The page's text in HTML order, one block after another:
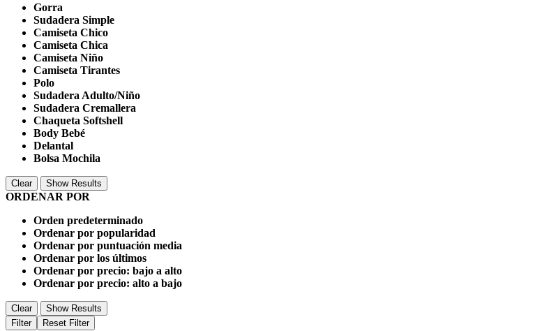
Gorra
Sudadera Simple
Camiseta Chico
Camiseta Chica
Camiseta Niño
Camiseta Tirantes
Polo
Sudadera Adulto/Niño
Sudadera Cremallera
Chaqueta Softshell
Body Bebé
Delantal
Bolsa Mochila
Clear Show Results
ORDENAR POR
Orden predeterminado
Ordenar por popularidad
Ordenar por puntuación media
Ordenar por los últimos
Ordenar por precio: bajo a alto
Ordenar por precio: alto a bajo
Clear
Show Results
Filter
Reset Filter